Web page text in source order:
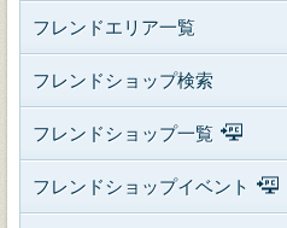
フレンドエリア一覧
フレンドショップ検索
フレンドショップ一覧
フレンドショップイベント